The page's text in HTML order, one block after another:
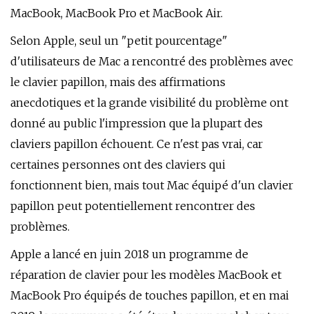
MacBook, MacBook Pro et ‌MacBook Air‌.
Selon Apple, seul un "petit pourcentage"
d'utilisateurs de Mac a rencontré des problèmes avec
le clavier papillon, mais des affirmations
anecdotiques et la grande visibilité du problème ont
donné au public l'impression que la plupart des
claviers papillon échouent. Ce n'est pas vrai, car
certaines personnes ont des claviers qui
fonctionnent bien, mais tout Mac équipé d'un clavier
papillon peut potentiellement rencontrer des
problèmes.
Apple a lancé en juin 2018 un programme de
réparation de clavier pour les modèles MacBook et
MacBook Pro équipés de touches papillon, et en mai